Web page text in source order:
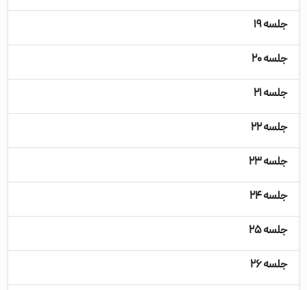
جلسه ۱۹
جلسه ۲۰
جلسه ۲۱
جلسه ۲۲
جلسه ۲۳
جلسه ۲۴
جلسه ۲۵
جلسه ۲۶